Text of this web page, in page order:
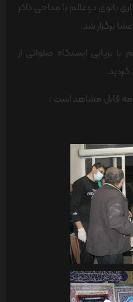
بانوی دوعالم با مداحی ذاکر
برگزار شد.
برپایی ایستگاه صلواتی از
قابل مشاهد است :